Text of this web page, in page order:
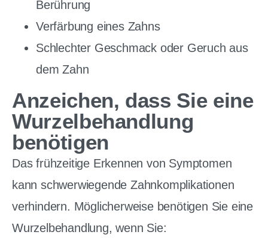
Berührung
Verfärbung eines Zahns
Schlechter Geschmack oder Geruch aus
dem Zahn
Anzeichen, dass Sie eine
Wurzelbehandlung
benötigen
Das frühzeitige Erkennen von Symptomen
kann schwerwiegende Zahnkomplikationen
verhindern. Möglicherweise benötigen Sie eine
Wurzelbehandlung, wenn Sie: